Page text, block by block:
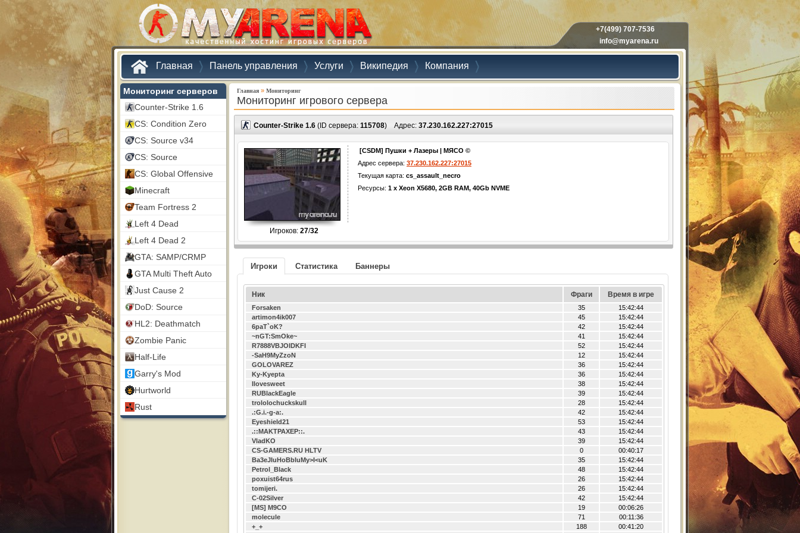
+7(499) 707-7536
info@myarena.ru
Главная Панель управления Услуги Википедия Компания
Мониторинг серверов
Counter-Strike 1.6
CS: Condition Zero
CS: Source v34
CS: Source
CS: Global Offensive
Minecraft
Team Fortress 2
Left 4 Dead
Left 4 Dead 2
GTA: SAMP/CRMP
GTA Multi Theft Auto
Just Cause 2
DoD: Source
HL2: Deathmatch
Zombie Panic
Half-Life
Garry's Mod
Hurtworld
Rust
Главная » Мониторинг
Мониторинг игрового сервера
Counter-Strike 1.6 (ID сервера: 115708) Адрес: 37.230.162.227:27015
Игроков: 27/32
[CSDM] Пушки + Лазеры | МЯСО ©
Адрес сервера: 37.230.162.227:27015
Текущая карта: cs_assault_necro
Ресурсы: 1 x Xeon X5680, 2GB RAM, 40Gb NVME
Игроки Статистика Баннеры
Ник Фраги Время в игре
Forsaken 35
15:42:44
artimon4ik007
45
15:42:44
6paT`oK?
42
15:42:44
~nGT:SmOke~
41
15:42:44
R7888VBJOIDKFI
52
15:42:44
-SaH9MyZzoN
12
15:42:44
GOLOVAREZ
36
15:42:44
Ky-Kyepta
36
15:42:44
Ilovesweet
38
15:42:44
RUBlackEagle
39
15:42:44
trololochuckskull
28
15:42:44
.:G.i.-g-a:.
42
15:42:44
Eyeshield21
53
15:42:44
.::MAKTPAXEP::.
43
15:42:44
VladKO
39
15:42:44
CS-GAMERS.RU HLTV
0
00:40:17
Ba3eJIuHoBbIuMy>I<uK
35
15:42:44
Petrol_Black
48
15:42:44
poxuist64rus
26
15:42:44
tomijeri.
26
15:42:44
C-02Silver
42
15:42:44
[MS] M9CO
19
00:06:26
molecule
71
00:11:36
+_+
188
00:41:20